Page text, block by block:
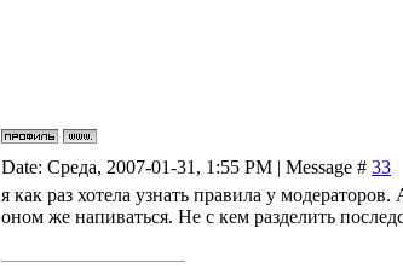
Date: Среда, 2007-01-31, 1:55 PM | Message # 33
я как раз хотела узнать правила у
оном же напиваться. Не с кем разделить